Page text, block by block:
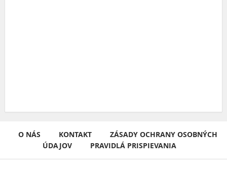
O NÁS KONTAKT
ZÁSADY OCHRANY OSOBNÝCH
ÚDAJOV
PRAVIDLÁ PRISPIEVANIA